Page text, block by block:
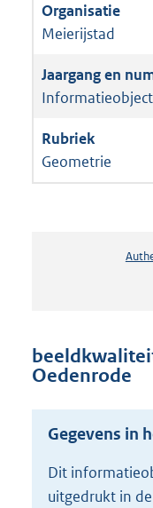
Meierijstad
Geometrie
Oedenrode
Gegevens in
Dit
uitgedrukt in